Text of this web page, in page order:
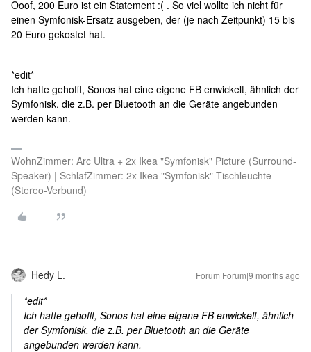
Ooof, 200 Euro ist ein Statement :( . So viel wollte ich nicht für
einen Symfonisk-Ersatz ausgeben, der (je nach Zeitpunkt) 15 bis
20 Euro gekostet hat.
*edit*
Ich hatte gehofft, Sonos hat eine eigene FB enwickelt, ähnlich der
Symfonisk, die z.B. per Bluetooth an die Geräte angebunden
werden kann.
WohnZimmer: Arc Ultra + 2x Ikea "Symfonisk" Picture (Surround-
Speaker) | SchlafZimmer: 2x Ikea "Symfonisk" Tischleuchte
(Stereo-Verbund)
Hedy L. Forum|Forum|9 months ago
*edit*
Ich hatte gehofft, Sonos hat eine eigene FB enwickelt, ähnlich
der Symfonisk, die z.B. per Bluetooth an die Geräte
angebunden werden kann.